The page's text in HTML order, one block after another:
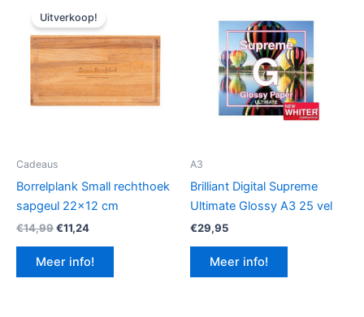
Uitverkoop!
Cadeaus
Borrelplank Small rechthoek
sapgeul 22×12 cm
€14,99Oorspronkelijke
was:
€14,99.
€11,24Huidige
is:
€11,24.
Meer info!
A3
Brilliant Digital Supreme
Ultimate Glossy A3 25 vel
€29,95
Meer info!